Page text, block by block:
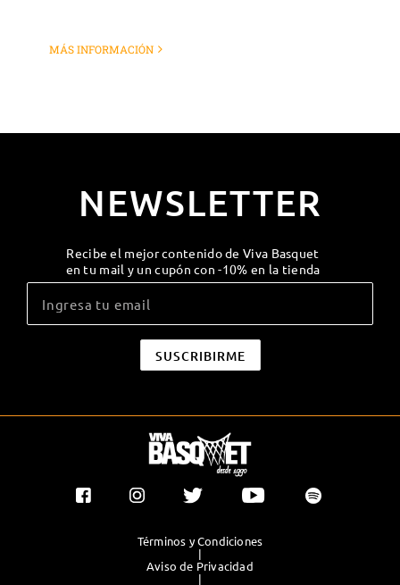
MÁS INFORMACIÓN
NEWSLETTER
Recibe el mejor contenido de Viva Basquet
en tu mail y un cupón con -10% en la tienda
Términos y Condiciones
|
Aviso de Privacidad
|